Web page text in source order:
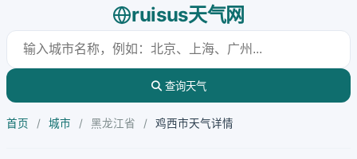
ruisus天气网
查询天气
首页 / 城市 / 黑龙江省 / 鸡西市天气详情